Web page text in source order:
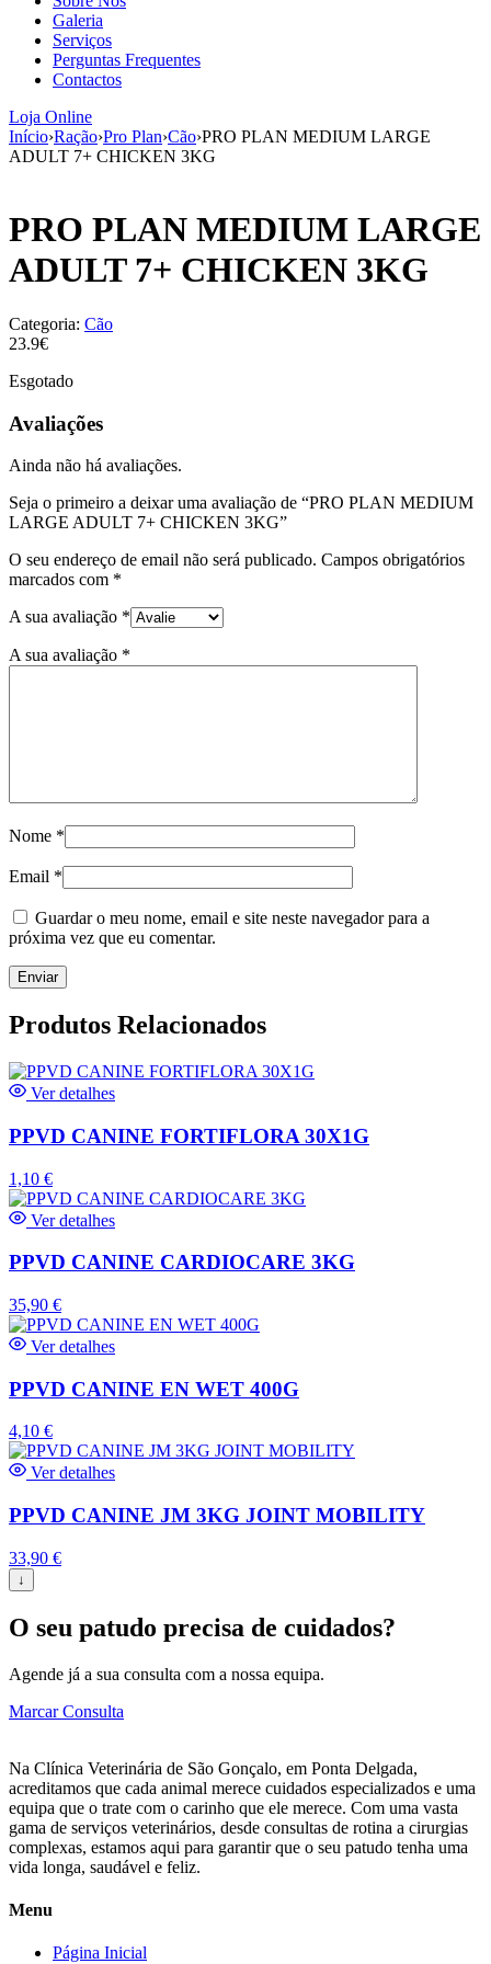
Galeria
Serviços
Perguntas Frequentes
Contactos
Loja Online
Início›Ração›Pro Plan›Cão›PRO PLAN MEDIUM LARGE
ADULT 7+ CHICKEN 3KG
PRO PLAN MEDIUM LARGE
ADULT 7+ CHICKEN 3KG
Categoria: Cão
23.9€
Esgotado
Avaliações
Ainda não há avaliações.
Seja o primeiro a deixar uma avaliação de “PRO PLAN MEDIUM
LARGE ADULT 7+ CHICKEN 3KG”
O seu endereço de email não será publicado. Campos obrigatórios
marcados com *
A sua avaliação *
A sua avaliação *
Nome *
Email *
Guardar o meu nome, email e site neste navegador para a
próxima vez que eu comentar.
Produtos Relacionados
Ver detalhes
PPVD CANINE FORTIFLORA 30X1G
1,10 €
Ver detalhes
PPVD CANINE CARDIOCARE 3KG
35,90 €
Ver detalhes
PPVD CANINE EN WET 400G
4,10 €
Ver detalhes
PPVD CANINE JM 3KG JOINT MOBILITY
33,90 €
↓
O seu patudo precisa de cuidados?
Agende já a sua consulta com a nossa equipa.
Marcar Consulta
Na Clínica Veterinária de São Gonçalo, em Ponta Delgada,
acreditamos que cada animal merece cuidados especializados e uma
equipa que o trate com o carinho que ele merece. Com uma vasta
gama de serviços veterinários, desde consultas de rotina a cirurgias
complexas, estamos aqui para garantir que o seu patudo tenha uma
vida longa, saudável e feliz.
Menu
Página Inicial
aumenta a
probabilidade
de ver
conteúdo e
ofertas